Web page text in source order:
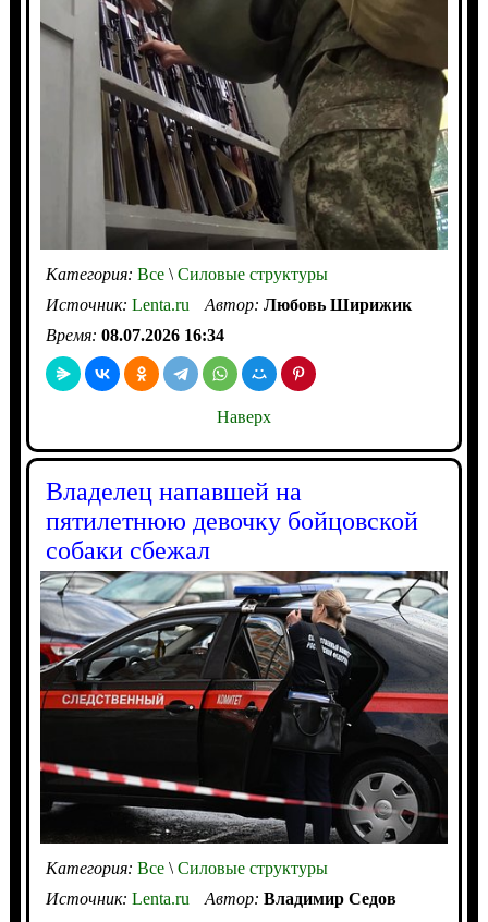
Категория: Все\Силовые структуры
Источник: Lenta.ru Автор: Любовь Ширижик
Время: 08.07.2026 16:34
Наверх
Владелец напавшей на
пятилетнюю девочку бойцовской
собаки сбежал
Категория: Все\Силовые структуры
Источник: Lenta.ru Автор: Владимир Седов